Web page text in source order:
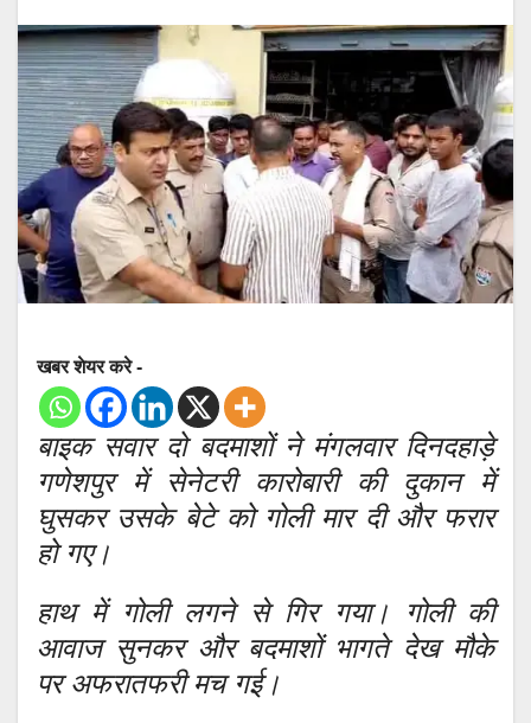
खबर शेयर करे -
बाइक सवार दो बदमाशों ने मंगलवार दिनदहाड़े
गणेशपुर में सेनेटरी कारोबारी की दुकान में
घुसकर उसके बेटे को गोली मार दी और फरार
हो गए।
हाथ में गोली लगने से गिर गया। गोली की
आवाज सुनकर और बदमाशों भागते देख मौके
पर अफरातफरी मच गई।